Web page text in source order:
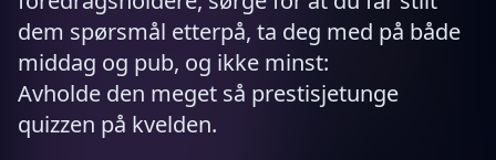
dem spørsmål etterpå, ta deg med på både
middag og pub, og ikke minst:
Avholde den meget så prestisjetunge
quizzen på kvelden.